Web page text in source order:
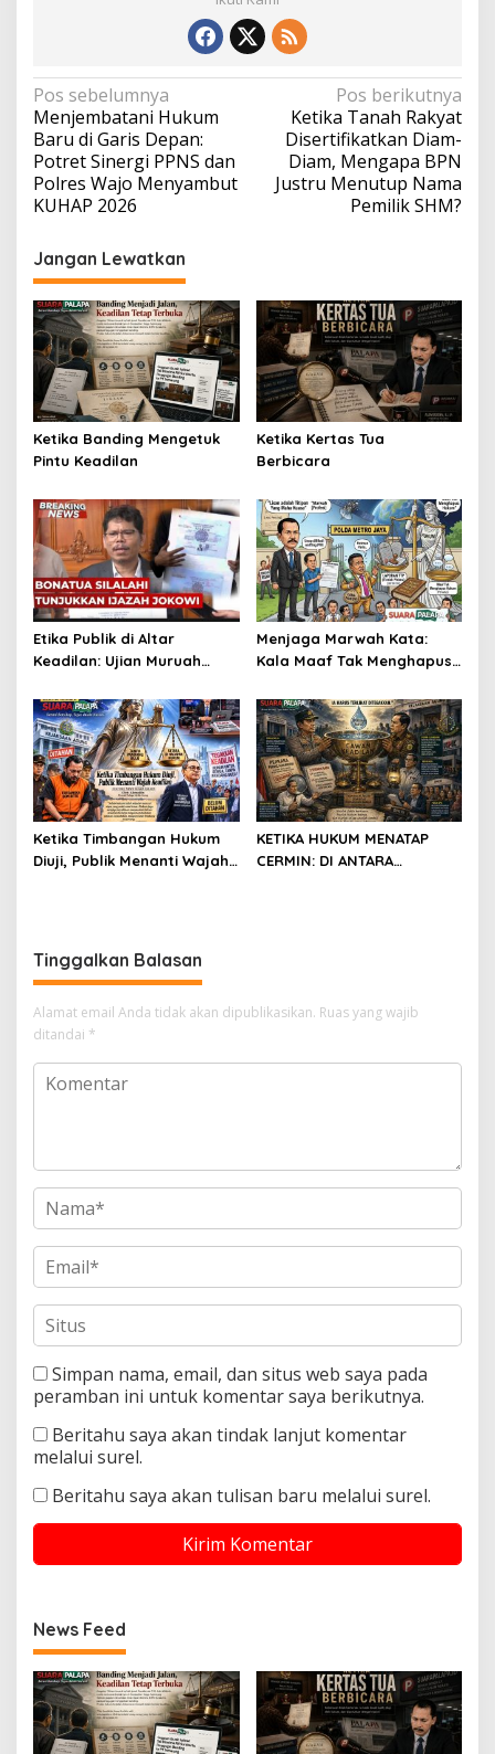
Navigasi
pos
Pos sebelumnya
Menjembatani Hukum
Baru di Garis Depan:
Potret Sinergi PPNS dan
Polres Wajo Menyambut
KUHAP 2026
Pos berikutnya
Ketika Tanah Rakyat
Disertifikatkan Diam-
Diam, Mengapa BPN
Justru Menutup Nama
Pemilik SHM?
Jangan Lewatkan
Ketika Banding Mengetuk
Pintu Keadilan
Ketika Kertas Tua
Berbicara
Etika Publik di Altar
Keadilan: Ujian Muruah
Kejujuran
Menjaga Marwah Kata:
Kala Maaf Tak Menghapus
Ketika Timbangan Hukum
Diuji, Publik Menanti Wajah
KETIKA HUKUM MENATAP
CERMIN: DI ANTARA
Tinggalkan Balasan
Alamat email Anda tidak akan dipublikasikan. Ruas yang wajib
ditandai *
Simpan nama, email, dan situs web saya pada
peramban ini untuk komentar saya berikutnya.
Beritahu saya akan tindak lanjut komentar
melalui surel.
Beritahu saya akan tulisan baru melalui surel.
News Feed